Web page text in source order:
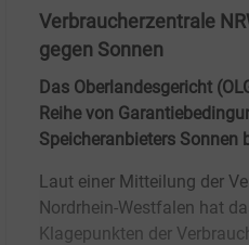
Verbraucherzentrale
gegen Sonnen
Das Oberlandesgericht
Reihe von
Speicheranbieters Sonnen
Laut einer Mitteilung der
Nordrhein-Westfalen hat
Klagepunkten der